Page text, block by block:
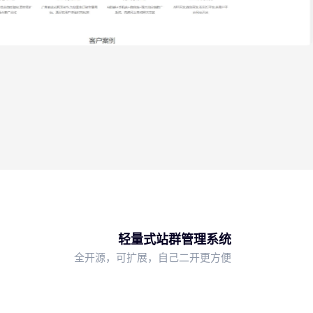
轻量式站群管理系统
全开源，可扩展，自己二开更方便